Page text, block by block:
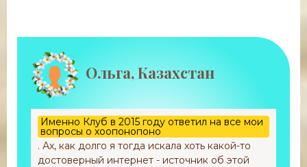
Ольга, Казахстан
Именно Клуб в 2015 году ответил на все мои
вопросы о хоопонопоно
. Ах, как долго я тогда искала хоть какой-то
достоверный интернет - источник об этой